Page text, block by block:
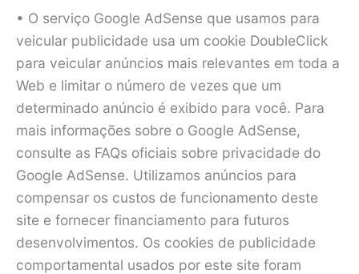
• O serviço Google AdSense que usamos para
veicular publicidade usa um cookie DoubleClick
para veicular anúncios mais relevantes em toda a
Web e limitar o número de vezes que um
determinado anúncio é exibido para você. Para
mais informações sobre o Google AdSense,
consulte as FAQs oficiais sobre privacidade do
Google AdSense. Utilizamos anúncios para
compensar os custos de funcionamento deste
site e fornecer financiamento para futuros
desenvolvimentos. Os cookies de publicidade
comportamental usados por este site foram